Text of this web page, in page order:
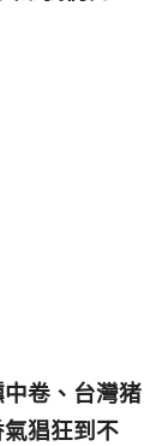
卷、台灣猪
猖狂到不